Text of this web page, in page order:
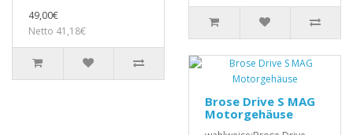
49,00€
Netto 41,18€
Brose Drive S MAG
Motorgehäuse